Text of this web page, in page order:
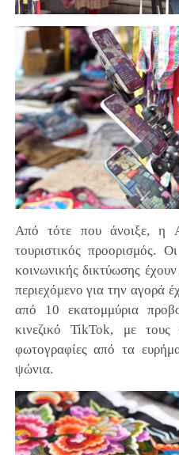
Από τότε που άνοιξε, η
τουριστικός προορισμός.
κοινωνικής δικτύωσης
περιεχόμενο για την αγορά
από 10 εκατομμύρια
κινεζικό TikTok, με τους
φωτογραφίες από τα
ψώνια.